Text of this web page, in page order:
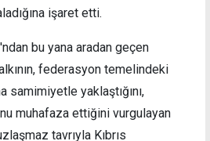
işaret etti.
bu yana aradan geçen
federasyon temelindeki
samimiyetle yaklaştığını,
muhafaza ettiğini vurgulayan
tavrıyla Kıbrıs